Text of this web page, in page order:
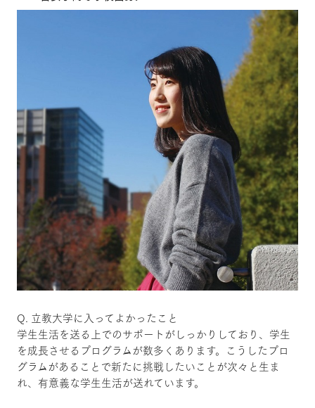
Q. 立教大学に入ってよかったこと
学生生活を送る上でのサポートがしっかりしており、学生
を成長させるプログラムが数多くあります。こうしたプロ
グラムがあることで新たに挑戦したいことが次々と生ま
れ、有意義な学生生活が送れています。